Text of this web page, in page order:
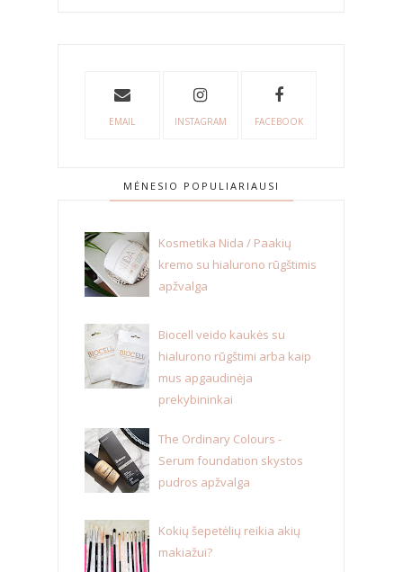
EMAIL INSTAGRAM FACEBOOK
MĖNESIO POPULIARIAUSI
Kosmetika Nida / Paakių
kremo su hialurono rūgštimis
apžvalga
Biocell veido kaukės su
hialurono rūgštimi arba kaip
mus apgaudinėja
prekybininkai
The Ordinary Colours -
Serum foundation skystos
pudros apžvalga
Kokių šepetėlių reikia akių
makiažui?